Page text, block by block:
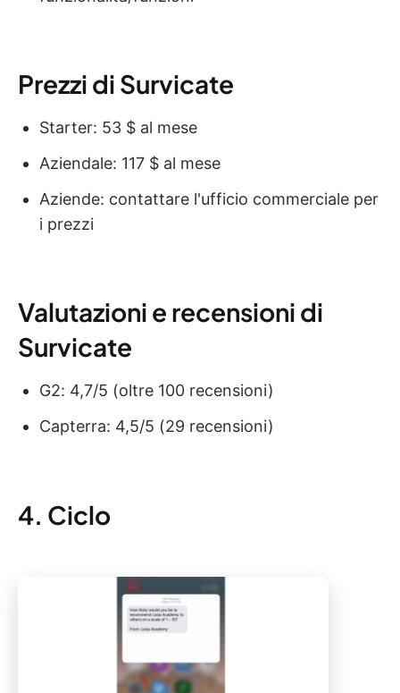
Prezzi di Survicate
Starter: 53 $ al mese
Aziendale: 117 $ al mese
Aziende: contattare l'ufficio commerciale per
i prezzi
Valutazioni e recensioni di
Survicate
G2: 4,7/5 (oltre 100 recensioni)
Capterra: 4,5/5 (29 recensioni)
4. Ciclo